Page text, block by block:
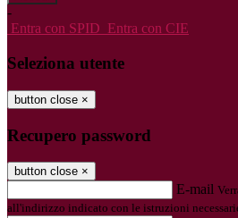
-
Entra con SPID Entra con CIE
Seleziona utente
button close ×
Recupero password
button close ×
E-mail
all'indirizzo indicato con le istruzioni